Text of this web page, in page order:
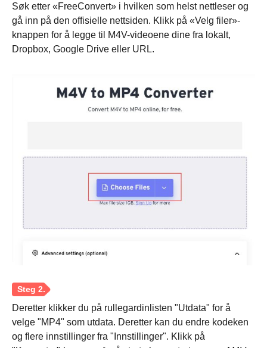
Trinn 1.
Søk etter «FreeConvert» i hvilken som helst nettleser og
gå inn på den offisielle nettsiden. Klikk på «Velg filer»-
knappen for å legge til M4V-videoene dine fra lokalt,
Dropbox, Google Drive eller URL.
Deretter klikker du på rullegardinlisten "Utdata" for å
velge "MP4" som utdata. Deretter kan du endre kodeken
og flere innstillinger fra "Innstillinger". Klikk på